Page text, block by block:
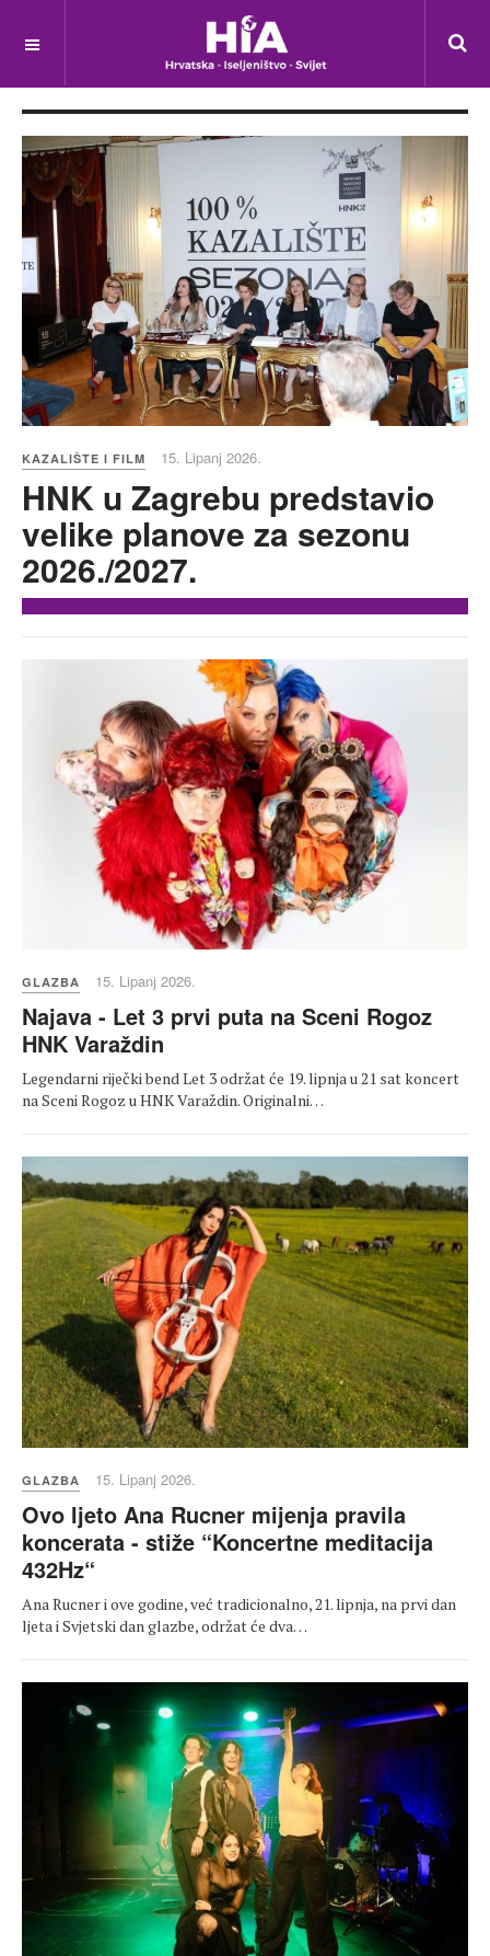
KAZALIŠTE I FILM 15. Lipanj 2026.
HNK u Zagrebu predstavio
velike planove za sezonu
2026./2027.
GLAZBA 15. Lipanj 2026.
Najava - Let 3 prvi puta na Sceni Rogoz
HNK Varaždin
Legendarni riječki bend Let 3 održat će 19. lipnja u 21 sat koncert
na Sceni Rogoz u HNK Varaždin. Originalni…
GLAZBA 15. Lipanj 2026.
Ovo ljeto Ana Rucner mijenja pravila
koncerata - stiže “Koncertne meditacija
432Hz“
Ana Rucner i ove godine, već tradicionalno, 21. lipnja, na prvi dan
ljeta i Svjetski dan glazbe, održat će dva…